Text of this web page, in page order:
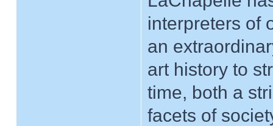
interpreters of
an
art history to
time, both a
facets of